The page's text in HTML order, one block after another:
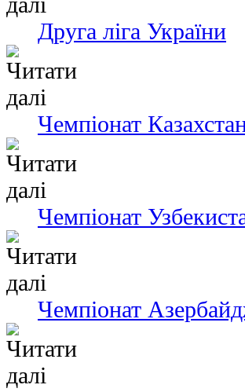
Друга ліга України
Чемпіонат
Чемпіонат
Чемпіонат